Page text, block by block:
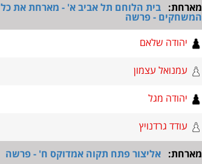
מארחת: בית הלוחם תל אביב א' - מארחת את כל
המשחקים - פרשה
יהודה שלאם
עמנואל עצמון
יהודה מגל
עודד גרדנויץ
מארחת: אליצור פתח תקוה אמדוקס ח' - פרשה